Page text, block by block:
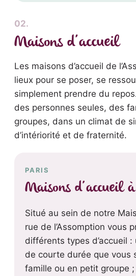
02.
Maisons d’accueil
Les maisons d’accueil de
lieux pour se poser, se
simplement prendre du
des personnes seules, des
groupes, dans un climat de
d’intériorité et de fraternité.
PARIS
Maisons d’accueil
Situé au sein de notre
rue de l’Assomption vous
différents types d’accueil
de courte durée que vous
famille ou en petit groupe